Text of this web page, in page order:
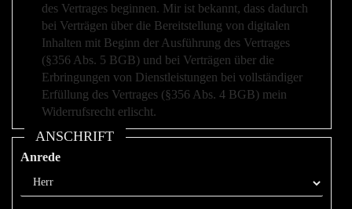
des Vertrages beginnen. Mir ist bekannt, dass dadurch
bei Verträgen über die Bereitstellung von digitalen
Inhalten mit Beginn der Ausführung des Vertrages
(§356 Abs. 5 BGB) und bei Verträgen über die
Erbringungen von Dienstleistungen bei vollständiger
Erfüllung des Vertrages (§356 Abs. 4 BGB) mein
Widerrufsrecht erlischt.
ANSCHRIFT
Anrede